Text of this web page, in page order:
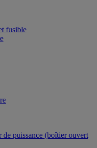
fusible
puissance (boîtier ouvert